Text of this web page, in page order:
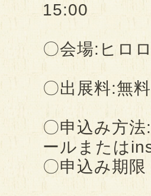
15:00
〇会場:ヒロ
〇出展料:
〇申込み方
ールまたは
〇申込み期